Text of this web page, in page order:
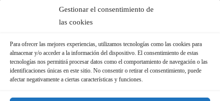
Gestionar el consentimiento de
las cookies
Para ofrecer las mejores experiencias, utilizamos tecnologías como las cookies para
almacenar y/o acceder a la información del dispositivo. El consentimiento de estas
tecnologías nos permitirá procesar datos como el comportamiento de navegación o las
identificaciones únicas en este sitio. No consentir o retirar el consentimiento, puede
afectar negativamente a ciertas características y funciones.